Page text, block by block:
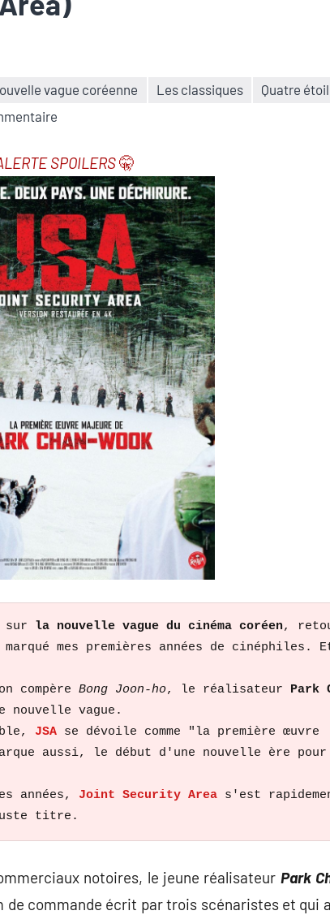
vague coréenne Les classiques
Quatre
sur la nouvelle vague du cinéma coréen,
mes premières années de cinéphiles.
compère Bong Joon-ho, le réalisateur Park
vague.
JSA se dévoile comme "la première œuvre
aussi, le début d'une nouvelle ère
années, Joint Security Area s'est
juste titre.
notoires, le jeune réalisateur Park
de commande écrit par trois scénaristes et qui